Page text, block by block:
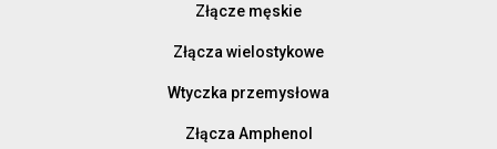
Złącze męskie
Złącza wielostykowe
Wtyczka przemysłowa
Złącza Amphenol